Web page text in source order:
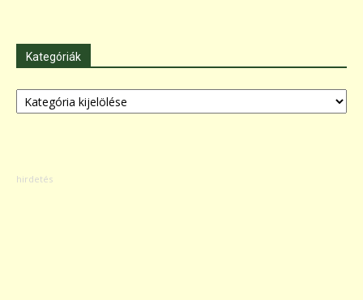
Kategóriák
Kategóriák